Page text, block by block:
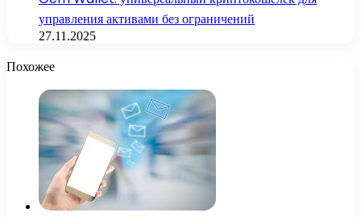
управления активами без ограничений
27.11.2025
Похожее